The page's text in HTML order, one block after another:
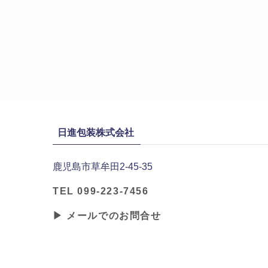
日進包装株式会社
鹿児島市草牟田2-45-35
TEL 099-223-7456
▶ メールでのお問合せ